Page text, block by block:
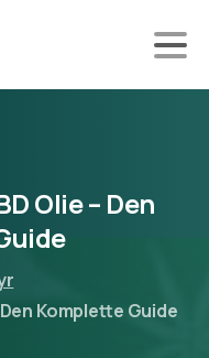
Olie– Den
Komplette Guide